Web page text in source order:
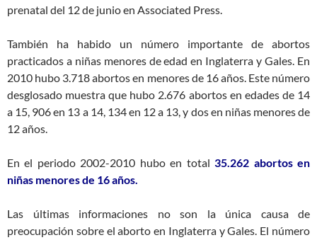
prenatal del 12 de junio en Associated Press.
También ha habido un número importante de abortos
practicados a niñas menores de edad en Inglaterra y Gales. En
2010 hubo 3.718 abortos en menores de 16 años. Este número
desglosado muestra que hubo 2.676 abortos en edades de 14
a 15, 906 en 13 a 14, 134 en 12 a 13, y dos en niñas menores de
12 años.
En el periodo 2002-2010 hubo en total35.262 abortos en
niñas menores de 16 años.
Las últimas informaciones no son la única causa de
preocupación sobre el aborto en Inglaterra y Gales. El número